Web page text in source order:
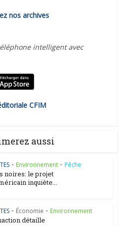
nos archives
intelligent avec
CFIM
aussi
• Environnement • Pêche
noires: le projet
inquiète...
• Économie • Environnement
détaille